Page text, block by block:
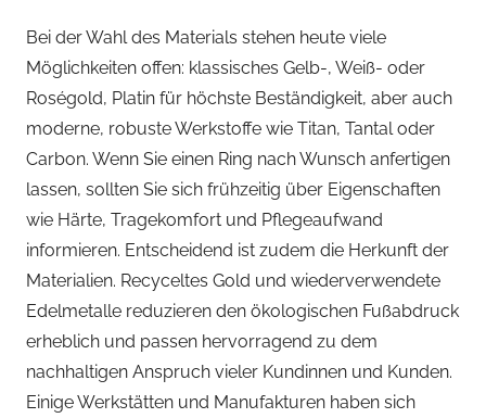
Bei der Wahl des Materials stehen heute viele
Möglichkeiten offen: klassisches Gelb-, Weiß- oder
Roségold, Platin für höchste Beständigkeit, aber auch
moderne, robuste Werkstoffe wie Titan, Tantal oder
Carbon. Wenn Sie einen Ring nach Wunsch anfertigen
lassen, sollten Sie sich frühzeitig über Eigenschaften
wie Härte, Tragekomfort und Pflegeaufwand
informieren. Entscheidend ist zudem die Herkunft der
Materialien. Recyceltes Gold und wiederverwendete
Edelmetalle reduzieren den ökologischen Fußabdruck
erheblich und passen hervorragend zu dem
nachhaltigen Anspruch vieler Kundinnen und Kunden.
Einige Werkstätten und Manufakturen haben sich